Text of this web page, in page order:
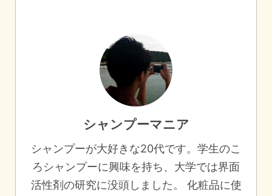
シャンプーマニア
シャンプーが大好きな20代です。学生のこ
ろシャンプーに興味を持ち、大学では界面
活性剤の研究に没頭しました。 化粧品に使